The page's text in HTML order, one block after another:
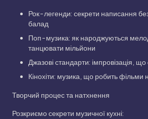
Рок-легенди: секрети написання
балад
Поп-музика: як народжуються
танцювати мільйони
Джазові стандарти: імпровізація,
Кінохіти: музика, що робить фільми
Творчий процес та натхнення
Розкриємо секрети музичної кухні: